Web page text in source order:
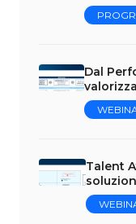
Dal
Talent